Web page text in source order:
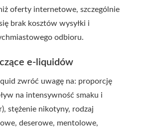
oferty internetowe, szczególnie
brak kosztów wysyłki i
odbioru.
e-liquidów
zwróć uwagę na: proporcję
na intensywność smaku i
stężenie nikotyny, rodzaj
deserowe, mentolowe,